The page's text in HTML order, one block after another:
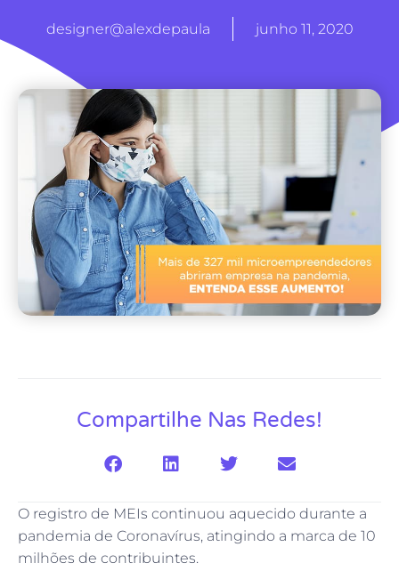
designer@alexdepaula junho 11, 2020
Compartilhe Nas Redes!
O registro de MEIs continuou aquecido durante a
pandemia de Coronavírus, atingindo a marca de 10
milhões de contribuintes.